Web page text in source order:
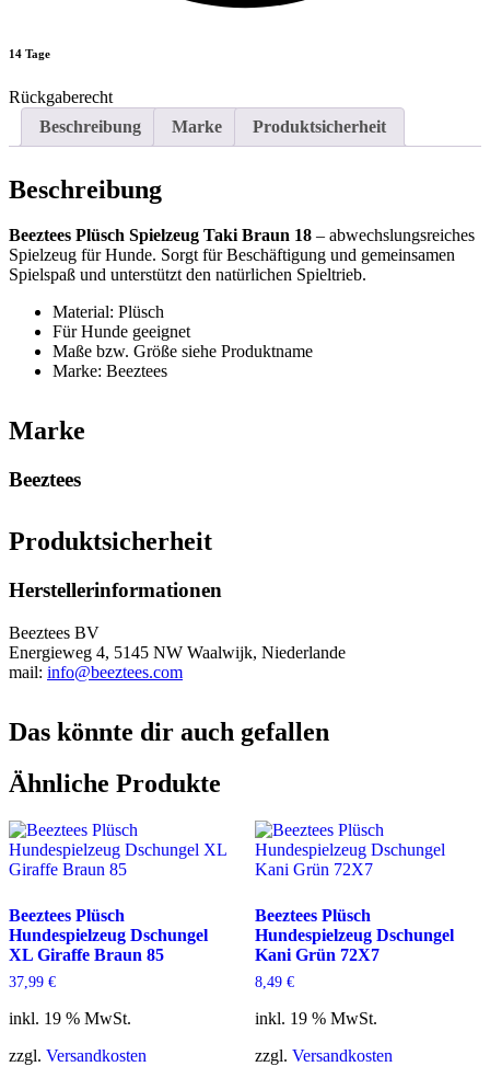
14 Tage
Rückgaberecht
Beschreibung
Marke Produktsicherheit
Beschreibung
Beeztees Plüsch Spielzeug Taki Braun 18 – abwechslungsreiches
Spielzeug für Hunde. Sorgt für Beschäftigung und gemeinsamen
Spielspaß und unterstützt den natürlichen Spieltrieb.
Material: Plüsch
Für Hunde geeignet
Maße bzw. Größe siehe Produktname
Marke: Beeztees
Marke
Beeztees
Produktsicherheit
Herstellerinformationen
Beeztees BV
Energieweg 4, 5145 NW Waalwijk, Niederlande
mail: info@beeztees.com
Das könnte dir auch gefallen
Ähnliche Produkte
Beeztees Plüsch
Hundespielzeug Dschungel
XL Giraffe Braun 85
37,99 €
inkl. 19 % MwSt.
zzgl. Versandkosten
Beeztees Plüsch
Hundespielzeug Dschungel
Kani Grün 72X7
8,49 €
inkl. 19 % MwSt.
zzgl. Versandkosten